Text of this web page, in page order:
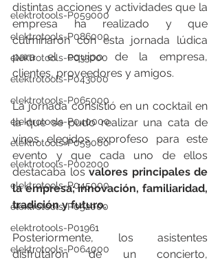
elektrotools-P059000
elektrotools-P086000
elektrotools-P033000
elektrotools-P043000
elektrotools-P065000
elektrotools-P040000
elektrotools-P059000
elektrotools-P002000
elektrotools-P045000
elektrotools-P052000
elektrotools-P01961
elektrotools-P064000
distintas acciones y actividades que la
empresa ha realizado y que
culminaron con esta jornada lúdica
para el equipo de la empresa,
clientes, proveedores y amigos.
La jornada consistió en un cocktail en
la que se pudo realizar una cata de
vinos elegidos exprofeso para este
evento y que cada uno de ellos
destacaba los valores principales de
la empresa; innovación, familiaridad,
tradición y futuro.
Posteriormente, los asistentes
disfrutaron de un concierto,